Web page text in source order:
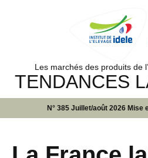
Les marchés des produits de
TENDANCES
N° 385 Juillet/août 2026 Mise